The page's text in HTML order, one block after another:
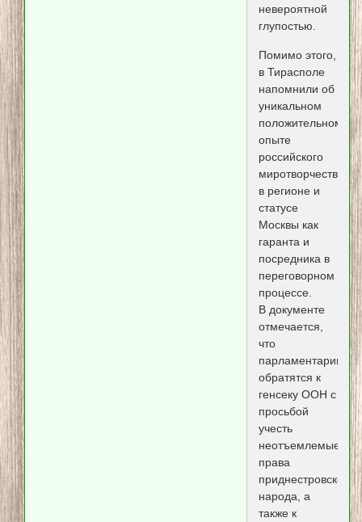
невероятной
глупостью.
Помимо этого,
в Тирасполе
напомнили об
уникальном
положительном
опыте
российского
миротворчества
в регионе и
статусе
Москвы как
гаранта и
посредника в
переговорном
процессе.
В документе
отмечается,
что
парламентарии
обратятся к
генсеку ООН с
просьбой
учесть
неотъемлемые
права
приднестровского
народа, а
также к